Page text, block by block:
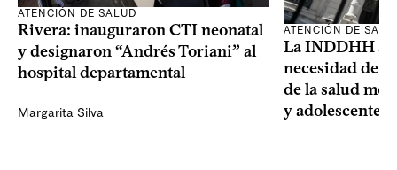
ATENCIÓN DE SALUD
Rivera: inauguraron CTI neonatal
y designaron “Andrés Toriani” al
hospital departamental
Margarita Silva
ATENCIÓN DE
La INDDHH
necesidad de
de la salud
y adolescentes